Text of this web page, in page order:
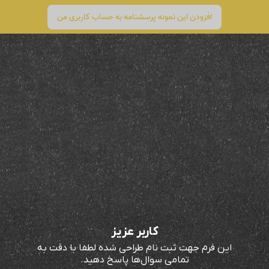
افزودن این نمونه پرسشنامه به حساب کاربری من
کاربر عزیز
این فرم جهت ثبت نام طراحی شده لطفا با دقت به
تمامی سوال‌ها پاسخ دهید.